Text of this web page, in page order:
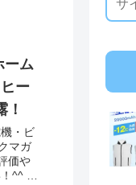
ーム
ー
・ビ
マガ
価や
^^ 関